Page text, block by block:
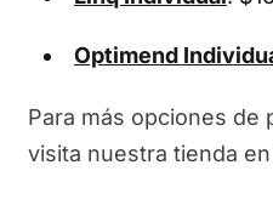
Optimend
Para más opciones de
visita nuestra tienda